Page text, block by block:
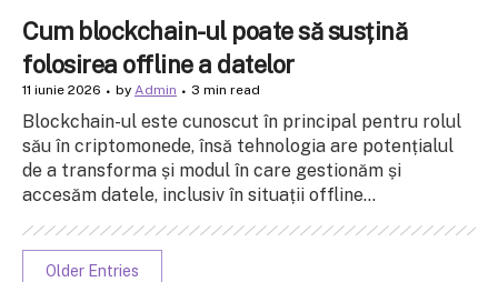
Cum blockchain-ul poate să susțină
folosirea offline a datelor
11 iunie 2026 by Admin 3 min read
Blockchain-ul este cunoscut în principal pentru rolul
său în criptomonede, însă tehnologia are potențialul
de a transforma și modul în care gestionăm și
accesăm datele, inclusiv în situații offline...
Older Entries